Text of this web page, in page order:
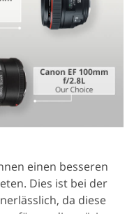
einen besseren
Dies ist bei der
da diese